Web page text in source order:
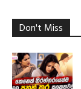
Don't Miss